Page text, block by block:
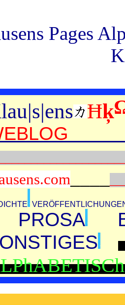
Pages
Ħķ
____